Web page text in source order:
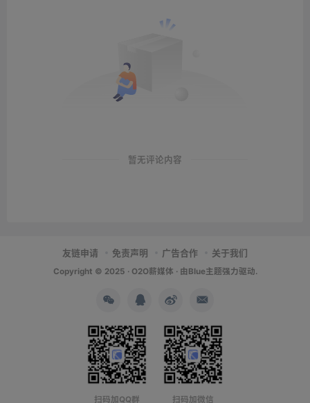
暂无评论内容
友链申请 免责声明 广告合作 关于我们
Copyright © 2025 · O2O薪媒体 · 由Blue主题强力驱动.
扫码加QQ群 扫码加微信